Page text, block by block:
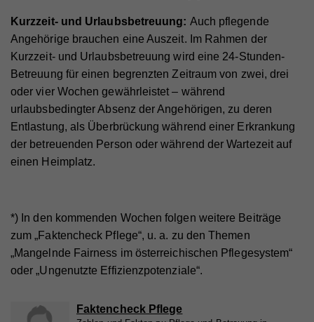
Kurzzeit- und Urlaubsbetreuung: Auch pflegende
Angehörige brauchen eine Auszeit. Im Rahmen der
Kurzzeit- und Urlaubsbetreuung wird eine 24-Stunden-
Betreuung für einen begrenzten Zeitraum von zwei, drei
oder vier Wochen gewährleistet – während
urlaubsbedingter Absenz der Angehörigen, zu deren
Entlastung, als Überbrückung während einer Erkrankung
der betreuenden Person oder während der Wartezeit auf
einen Heimplatz.
*) In den kommenden Wochen folgen weitere Beiträge
zum „Faktencheck Pflege“, u. a. zu den Themen
„Mangelnde Fairness im österreichischen Pflegesystem“
oder „Ungenutzte Effizienzpotenziale“.
Faktencheck Pflege
Name _gat
Walls.io
Laufzeit 1 Minute
Zweck
Wird von Google Analytics verwendet, um die
Anforderungsrate einzuschränken
Anbieter Walls.io
Laufzeit 1 Tag
Registriert eine eindeutige ID, die verwendet wird,